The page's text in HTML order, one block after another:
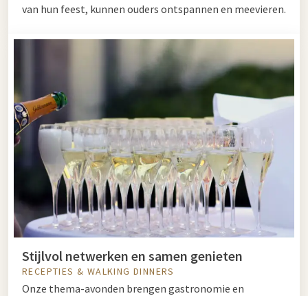
van hun feest, kunnen ouders ontspannen en meevieren.
Stijlvol netwerken en samen genieten
RECEPTIES & WALKING DINNERS
Onze thema-avonden brengen gastronomie en